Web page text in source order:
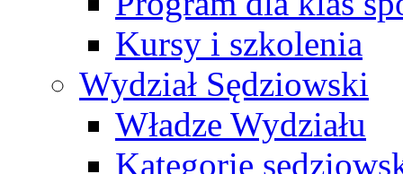
Kursy i szkolenia
Wydział Sędziowski
Władze Wydziału
Kategorie